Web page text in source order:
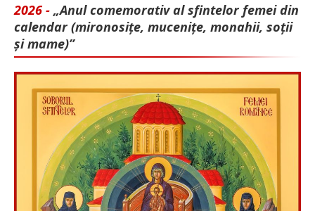
2026 - „Anul comemorativ al sfintelor femei din
calendar (mironosițe, mu­cenițe, monahii, soții
și mame)”